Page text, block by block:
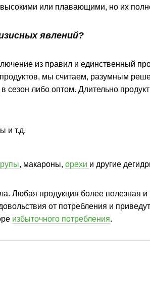
или плавающими, но их
явлений?
из правил и единственный
продуктов, мы считаем, разумным
сезон либо оптом. Длительно
и т.д.
, макароны, орехи и другие
Любая продукция более полезная и
от потребления и
избыточного потребления.